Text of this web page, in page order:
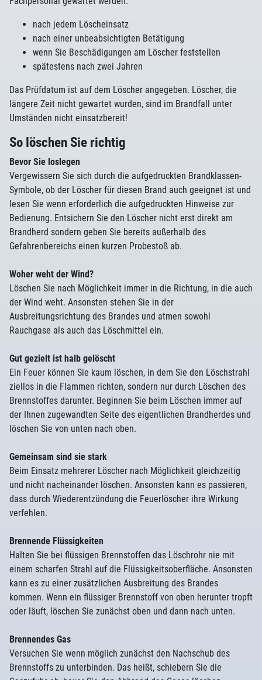
nach jedem Löscheinsatz
nach einer unbeabsichtigten Betätigung
wenn Sie Beschädigungen am Löscher feststellen
spätestens nach zwei Jahren
Das Prüfdatum ist auf dem Löscher angegeben. Löscher, die
längere Zeit nicht gewartet wurden, sind im Brandfall unter
Umständen nicht einsatzbereit!
So löschen Sie richtig
Bevor Sie loslegen
Vergewissern Sie sich durch die aufgedruckten Brandklassen-
Symbole, ob der Löscher für diesen Brand auch geeignet ist und
lesen Sie wenn erforderlich die aufgedruckten Hinweise zur
Bedienung. Entsichern Sie den Löscher nicht erst direkt am
Brandherd sondern geben Sie bereits außerhalb des
Gefahrenbereichs einen kurzen Probestoß ab.
Woher weht der Wind?
Löschen Sie nach Möglichkeit immer in die Richtung, in die auch
der Wind weht. Ansonsten stehen Sie in der
Ausbreitungsrichtung des Brandes und atmen sowohl
Rauchgase als auch das Löschmittel ein.
Gut gezielt ist halb gelöscht
Ein Feuer können Sie kaum löschen, in dem Sie den Löschstrahl
ziellos in die Flammen richten, sondern nur durch Löschen des
Brennstoffes darunter. Beginnen Sie beim Löschen immer auf
der Ihnen zugewandten Seite des eigentlichen Brandherdes und
löschen Sie von unten nach oben.
Gemeinsam sind sie stark
Beim Einsatz mehrerer Löscher nach Möglichkeit gleichzeitig
und nicht nacheinander löschen. Ansonsten kann es passieren,
dass durch Wiederentzündung die Feuerlöscher ihre Wirkung
verfehlen.
Brennende Flüssigkeiten
Halten Sie bei flüssigen Brennstoffen das Löschrohr nie mit
einem scharfen Strahl auf die Flüssigkeitsoberfläche. Ansonsten
kann es zu einer zusätzlichen Ausbreitung des Brandes
kommen. Wenn ein flüssiger Brennstoff von oben herunter tropft
oder läuft, löschen Sie zunächst oben und dann nach unten.
Brennendes Gas
Versuchen Sie wenn möglich zunächst den Nachschub des
Brennstoffs zu unterbinden. Das heißt, schiebern Sie die